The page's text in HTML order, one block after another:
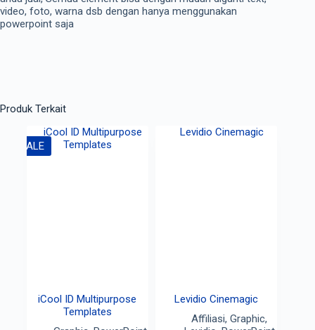
video, foto, warna dsb dengan hanya menggunakan
powerpoint saja
Produk Terkait
SALE
iCool ID Multipurpose
Templates
Levidio Cinemagic
Affiliasi,Graphic,